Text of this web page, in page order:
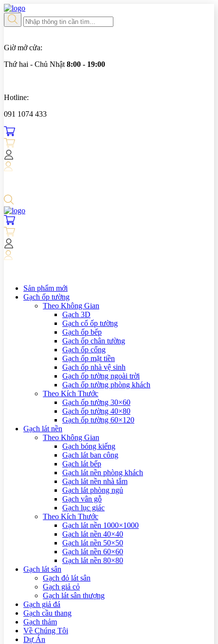
Giờ mở cửa:
Thứ hai - Chủ Nhật 8:00 - 19:00
Hotline:
091 1074 433
Sản phẩm mới
Gạch ốp tường
Theo Không Gian
Gạch 3D
Gạch cổ ốp tường
Gạch ốp bếp
Gạch ốp chân tường
Gạch ốp cổng
Gạch ốp mặt tiền
Gạch ốp nhà vệ sinh
Gạch ốp tường ngoài trời
Gạch ốp tường phòng khách
Theo Kích Thước
Gạch ốp tường 30×60
Gạch ốp tường 40×80
Gạch ốp tường 60×120
Gạch lát nền
Theo Không Gian
Gạch bóng kiếng
Gạch lát ban công
Gạch lát bếp
Gạch lát nền phòng khách
Gạch lát nền nhà tắm
Gạch lát phòng ngủ
Gạch vân gỗ
Gạch lục giác
Theo Kích Thước
Gạch lát nền 1000×1000
Gạch lát nền 40×40
Gạch lát nền 50×50
Gạch lát nền 60×60
Gạch lát nền 80×80
Gạch lát sân
Gạch đỏ lát sân
Gạch giả cỏ
Gạch lát sân thượng
Gạch giả đá
Gạch cầu thang
Gạch thảm
Về Chúng Tôi
Dự Án